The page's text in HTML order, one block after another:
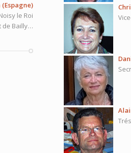
le Roi
de Bailly…